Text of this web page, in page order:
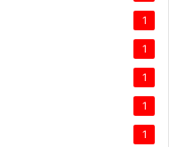
1
1
1
1
1